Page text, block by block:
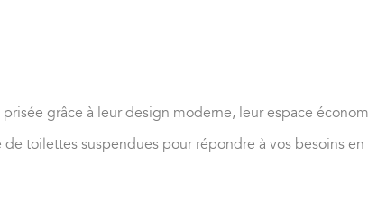
grâce à leur design moderne, leur espace
toilettes suspendues pour répondre à vos besoins